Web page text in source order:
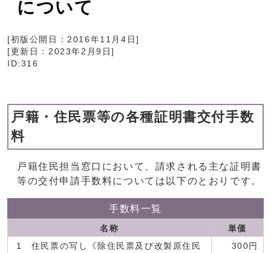
について
[初版公開日：2016年11月4日]
[更新日： 2023年2月9日]
ID:316
戸籍・住民票等の各種証明書交付手数
料
戸籍住民担当窓口において、請求される主な証明書
等の交付申請手数料については以下のとおりです。
手数料一覧
名称
単価
1 住民票の写し《除住民票及び改製原住民
300円